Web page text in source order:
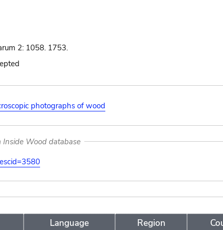
2: 1058. 1753.
photographs of wood
Inside Wood database
Language Region